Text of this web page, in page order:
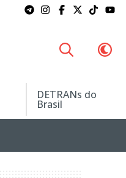
DETRANs do
Brasil